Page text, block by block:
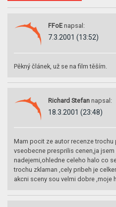
FFoE napsal:
7.3.2001 (13:52)
Pěkný článek, už se na film těším.
Richard Stefan napsal:
18.3.2001 (23:48)
Mam pocit ze autor recenze
vseobecne presprilis cenen,ja jsem
nadejemi,ohledne celeho halo co
trochu zklaman ,cely pribeh je
akcni sceny sou velmi dobre ,moje